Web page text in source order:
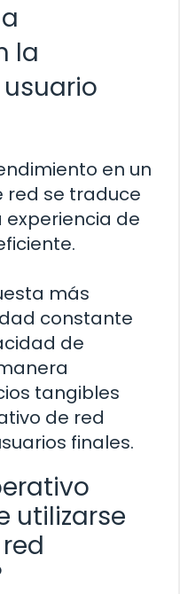
la
en un
red se traduce
de
más
constante
de
tangibles
de red
finales.
utilizarse